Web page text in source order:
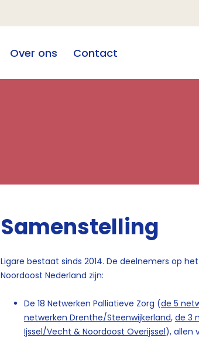
Over ons Contact
Samenstelling
Ligare bestaat sinds 2014. De deelnemers op
Noordoost Nederland zijn:
De 18 Netwerken Palliatieve Zorg (de 5
netwerken Drenthe/Steenwijkerland, de 3
Ijssel/Vecht & Noordoost Overijssel), allen